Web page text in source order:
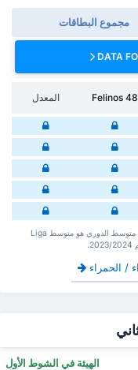
مجموع البطاقات
DATA
Felinos 48 المعدل
إجمالي البطاقات لـ ديبورتيفا فينادوس II و ديبورتيفا فينادوس II. متوسط الدوري هو متوسط Liga
‏الهيئة في الشوط الأول